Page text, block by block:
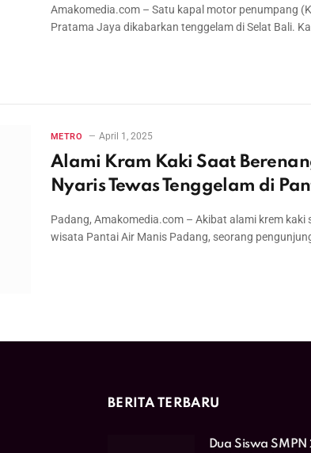
Amakomedia.com – Satu kapal motor penumpang
Pratama Jaya dikabarkan tenggelam di Selat Bali.
METRO April 1, 2025
Alami Kram Kaki Saat
Nyaris Tewas Tenggelam di
Padang, Amakomedia.com – Akibat alami krem kaki
wisata Pantai Air Manis Padang, seorang
BERITA TERBARU
Dua Siswa